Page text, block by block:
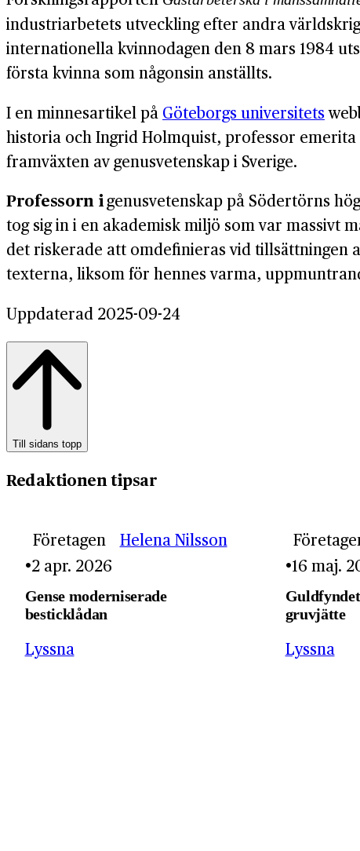
industriarbetets utveckling efter andra
internationella kvinnodagen den 8 mars 1984
första kvinna som någonsin anställts.
I en minnesartikel på Göteborgs universitets
historia och Ingrid Holmquist, professor
framväxten av genusvetenskap i Sverige.
Professorn igenusvetenskap på Södertörns
tog sig in i en akademisk miljö som var massivt
det riskerade att omdefinieras vid tillsättningen
texterna, liksom för hennes varma,
Uppdaterad 2025-09-24
Till sidans topp
Redaktionen tipsar
Företagen
Helena Nilsson
2 apr. 2026
Gense moderniserade
besticklådan
Lyssna
16 maj.
gruvjätte
Lyssna